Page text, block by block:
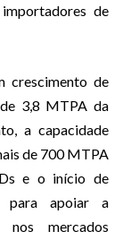
de
crescimento de
3,8 MTPA da
a capacidade
de 700 MTPA
e o início de
para apoiar a
nos mercados